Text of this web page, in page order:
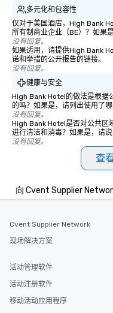
多元化和包容性
仅对于美国酒店，High Bank
所有制商业企业（BE）？如果
没有回复。
如果适用，请提供High Bank
诺和举措的公开报告的链接。
没有回复。
健康与安全
High Bank Hotel的做法是根据
的吗？如果是，请列出使用了
没有回复。
High Bank Hotel是否对公共区
进行清洁和消毒？如果是，请说
没有回复。
查
向 Cvent Supplier
Cvent Supplier Network
现场解决方案
活动管理软件
活动注册软件
移动活动应用程序